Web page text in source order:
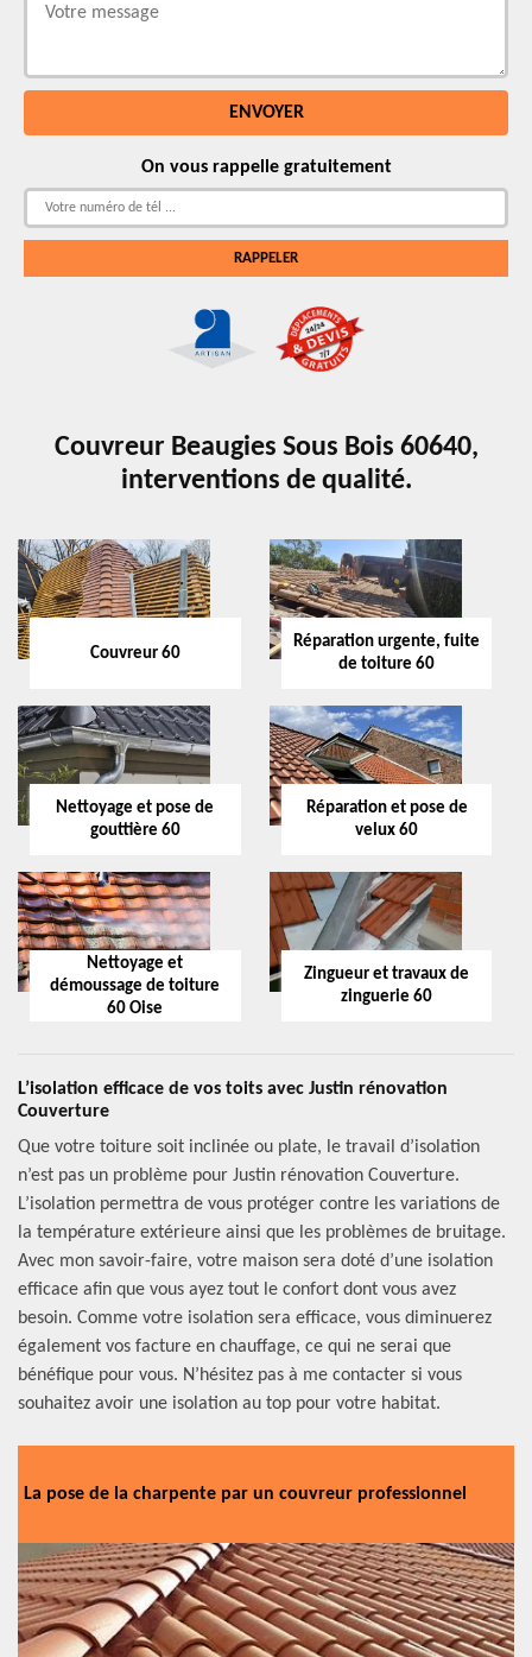
On vous rappelle gratuitement
Couvreur Beaugies Sous Bois 60640,
interventions de qualité.
Couvreur 60
Réparation urgente, fuite
de toiture 60
Nettoyage et pose de
gouttière 60
Réparation et pose de
velux 60
Nettoyage et
démoussage de toiture
60 Oise
Zingueur et travaux de
zinguerie 60
L’isolation efficace de vos toits avec Justin rénovation
Couverture
Que votre toiture soit inclinée ou plate, le travail d’isolation
n’est pas un problème pour Justin rénovation Couverture.
L’isolation permettra de vous protéger contre les variations de
la température extérieure ainsi que les problèmes de bruitage.
Avec mon savoir-faire, votre maison sera doté d’une isolation
efficace afin que vous ayez tout le confort dont vous avez
besoin. Comme votre isolation sera efficace, vous diminuerez
également vos facture en chauffage, ce qui ne serai que
bénéfique pour vous. N’hésitez pas à me contacter si vous
souhaitez avoir une isolation au top pour votre habitat.
La pose de la charpente par un couvreur professionnel